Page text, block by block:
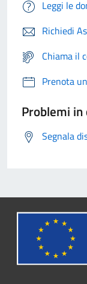
Leggi le
Richiedi
Chiama il
Prenota
Problemi
Segnala